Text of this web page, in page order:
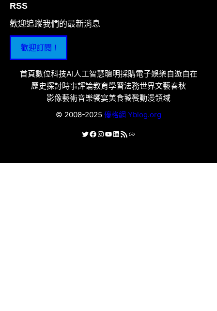
RSS
歡迎追蹤我們的最新消息
歡迎訂閱 !
首頁數位科技AI人工智慧聰明採購電子娛樂自遊自在
歷史探討時事評論教育學習法務世界文藝春秋
影像藝術音樂饗宴美食饕餮動漫領域
© 2008-2025 優格網 Yblog.org
X Facebook
Instagram
YouTube
LinkedIn
RSS 資訊提供連結